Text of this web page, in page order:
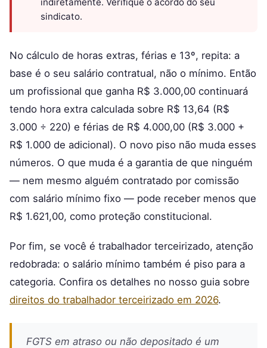
sindicato.
No cálculo de horas extras, férias e 13º, repita: a
base é o seu salário contratual, não o mínimo. Então
um profissional que ganha R$ 3.000,00 continuará
tendo hora extra calculada sobre R$ 13,64 (R$
3.000 ÷ 220) e férias de R$ 4.000,00 (R$ 3.000 +
R$ 1.000 de adicional). O novo piso não muda esses
números. O que muda é a garantia de que ninguém
— nem mesmo alguém contratado por comissão
com salário mínimo fixo — pode receber menos que
R$ 1.621,00, como proteção constitucional.
Por fim, se você é trabalhador terceirizado, atenção
redobrada: o salário mínimo também é piso para a
categoria. Confira os detalhes no nosso guia sobre
direitos do trabalhador terceirizado em 2026.
FGTS em atraso ou não depositado é um